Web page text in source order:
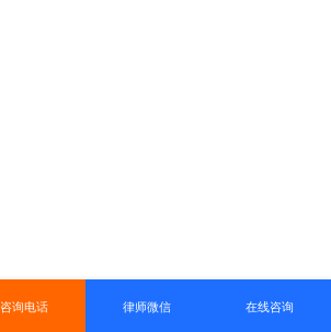
咨询电话 律师微信 在线咨询